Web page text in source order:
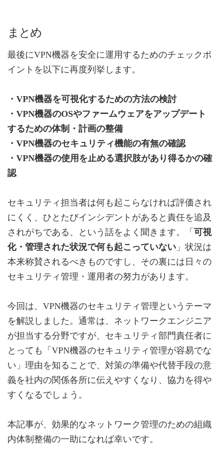
まとめ
最後にVPN機器を安全に運用するためのチェックポ
イントを以下に再度列挙します。
・VPN機器を可視化するための方法の検討
・VPN機器のOSやファームウェアをアップデート
するための体制・計画の整備
・VPN機器のセキュリティ機能の有無の確認
・VPN機器の使用を止める選択肢があり得るかの確
認
セキュリティ担当者は何も起こらなければ評価され
にくく、ひとたびインシデントがあると責任を追及
されがちである、という話をよく聞きます。「 可視
化・管理された状況で何も起こっていない 」状況は
本来称賛されるべきものですし、その裏には日々の
セキュリティ管理・運用者の努力があります。
今回は、VPN機器のセキュリティ管理というテーマ
を解説しました。通常は、ネットワークエンジニア
が担当する分野ですが、セキュリティ部門責任者に
とっても「VPN機器のセキュリティ管理が容易でな
い」理由を知ることで、対策の準備や代替手段の意
義を社内の関係各所に伝えやすくなり、協力を得や
すくなるでしょう。
本記事が、効果的なネットワーク管理のための組織
内体制整備の一助になれば幸いです。